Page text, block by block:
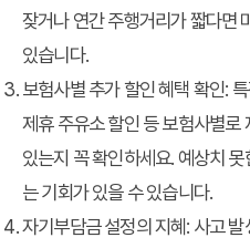
잦거나 연간 주행거리가 짧다면
있습니다.
보험사별 추가 할인 혜택 확인:
제휴 주유소 할인 등 보험사별로
있는지 꼭 확인하세요. 예상치
는 기회가 있을 수 있습니다.
자기부담금 설정의 지혜: 사고 발